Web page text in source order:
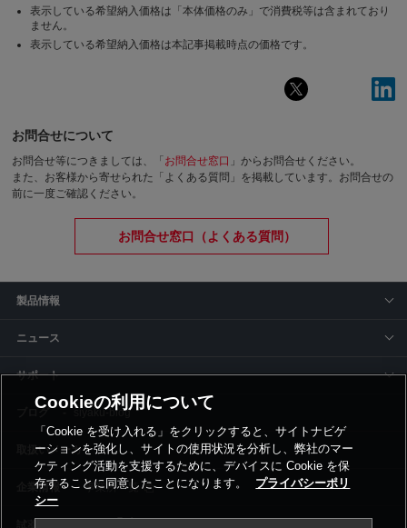
表示している希望納入価格は「本体価格のみ」で消費税等は含まれており
ません。
表示している希望納入価格は本記事掲載時点の価格です。
お問合せについて
お問合せ等につきましては、「 お問合せ窓口 」からお問合せください。
また、お客様から寄せられた「よくある質問」を掲載しています。お問合せの
前に一度ご確認ください。
お問合せ窓口（よくある質問）
製品情報
ニュース
サポート
siyaku-blog
取扱いメーカー
事業所一覧
Cookieの利用について
「Cookie を受け入れる」をクリックすると、サイトナビゲ
ーションを強化し、サイトの使用状況を分析し、弊社のマー
ケティング活動を支援するために、デバイスに Cookie を保
存することに同意したことになります。
プライバシーポリ
シー